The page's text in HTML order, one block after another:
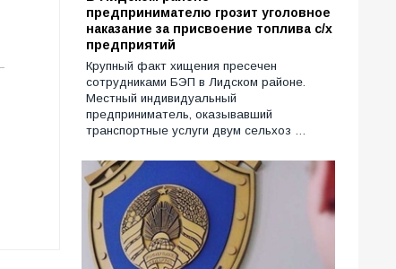
предпринимателю грозит уголовное
наказание за присвоение топлива с/х
предприятий
Крупный факт хищения пресечен
сотрудниками БЭП в Лидском районе.
Местный индивидуальный
предприниматель, оказывавший
транспортные услуги двум сельхоз …